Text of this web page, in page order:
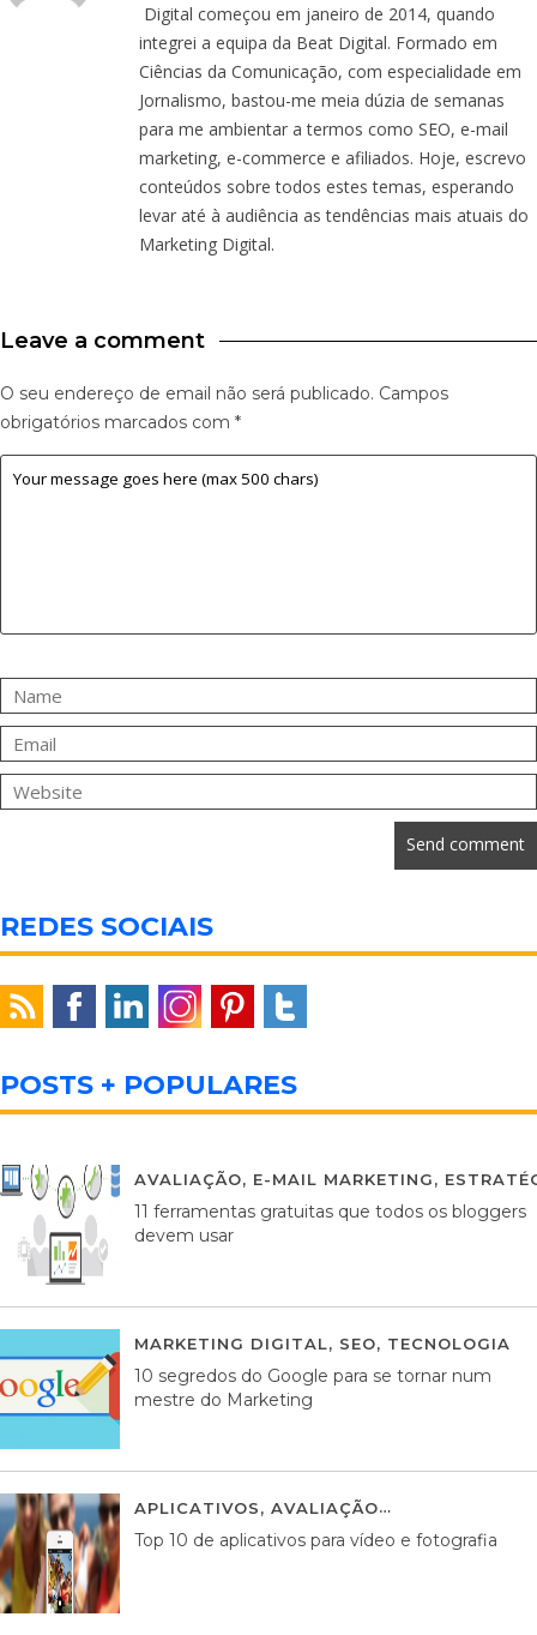
Digital começou em janeiro de 2014, quando
integrei a equipa da Beat Digital. Formado em
Ciências da Comunicação, com especialidade em
Jornalismo, bastou-me meia dúzia de semanas
para me ambientar a termos como SEO, e-mail
marketing, e-commerce e afiliados. Hoje, escrevo
conteúdos sobre todos estes temas, esperando
levar até à audiência as tendências mais atuais do
Marketing Digital.
Leave a comment
O seu endereço de email não será publicado. Campos
obrigatórios marcados com *
REDES SOCIAIS
POSTS + POPULARES
AVALIAÇÃO, E-MAIL MARKETING,
11 ferramentas gratuitas que todos os bloggers
devem usar
MARKETING DIGITAL, SEO, TECNOLOGIA
10 segredos do Google para se tornar num
mestre do Marketing
APLICATIVOS, AVALIAÇÃO
Top 10 de aplicativos para vídeo e fotografia